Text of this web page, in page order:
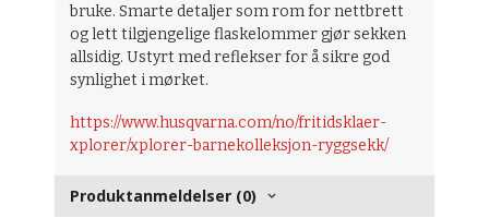
bruke. Smarte detaljer som rom for nettbrett
og lett tilgjengelige flaskelommer gjør sekken
allsidig. Ustyrt med reflekser for å sikre god
synlighet i mørket.
https://www.husqvarna.com/no/fritidsklaer-
xplorer/xplorer-barnekolleksjon-ryggsekk/
Produktanmeldelser (0)